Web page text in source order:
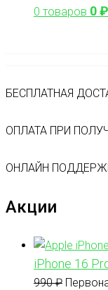
0 товаров 0₽
БЕСПЛАТНАЯ
ОПЛАТА ПРИ
ОНЛАЙН
Акции
iPhone 16
990₽